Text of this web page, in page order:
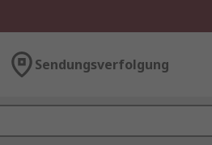
Sendungsverfolgung